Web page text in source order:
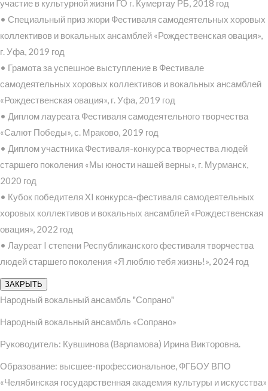
участие в культурной жизни ГО г. Кумертау РБ, 2018 год
• Специальный приз жюри Фестиваля самодеятельных хоровых
коллективов и вокальных ансамблей «Рождественская овация»,
г. Уфа, 2019 год
• Грамота за успешное выступление в Фестивале
самодеятельных хоровых коллективов и вокальных ансамблей
«Рождественская овация», г. Уфа, 2019 год
• Диплом лауреата Фестиваля самодеятельного творчества
«Салют Победы», с. Мраково, 2019 год
• Диплом участника Фестиваля-конкурса творчества людей
старшего поколения «Мы юности нашей верны», г. Мурманск,
2020 год
• Кубок победителя XI конкурса-фестиваля самодеятельных
хоровых коллективов и вокальных ансамблей «Рождественская
овация», 2022 год
• Лауреат I степени Республиканского фестиваля творчества
людей старшего поколения «Я люблю тебя жизнь!», 2024 год
ЗАКРЫТЬ
Народный вокальный ансамбль "Сопрано"
Народный вокальный ансамбль «Сопрано»
Руководитель: Кувшинова (Варламова) Ирина Викторовна.
Образование: высшее-профессиональное, ФГБОУ ВПО
«Челябинская государственная академия культуры и искусства»